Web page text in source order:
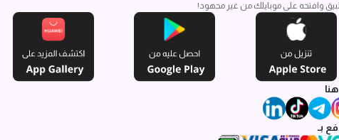
وافتحه على موبايلك من غير مجهود!
بـ